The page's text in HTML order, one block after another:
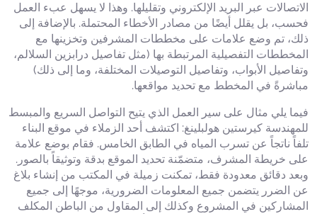
الاتصالات عبر البريد الإلكتروني وتقليلها. وهذا لا يسهل عبء العمل
فحسب، بل يقلل أيضًا من مصادر الأخطاء المحتملة. بالإضافة إلى
ذلك، تم وضع علامات على مخططات المشرفين وتخزينها مع
المخططات التفصيلية المرتبطة بها (مثل تفاصيل درابزين السلالم،
وتفاصيل الأبواب، وتفاصيل التوصيلات المختلفة، وما إلى ذلك)
مباشرةً في المخطط مع تحديد مواقعها.
فيما يلي مثال على سير العمل الذي يتيح التواصل السريع والمبسط
للمهندسة كيرستين هولبلينغ: اكتشف أحد الزملاء في موقع البناء
تلفاً ناتجاً عن تسرب المياه في الطابق الخامس. فقام بوضع علامة
على خريطة المشرف، متضمّنة تحديد الموقع بدقة وتوثيقاً بالصور.
وبعد دقائق معدودة فقط، تمكنت زميلة في المكتب من إنشاء بلاغ
عن الضرر يتضمن جميع المعلومات الضرورية، موجهًا إلى جميع
المشاركين في المشروع وكذلك إلى المقاول من الباطن المكلف